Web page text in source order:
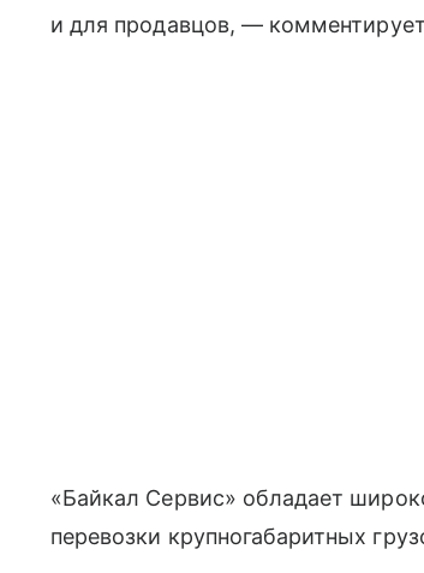
и для продавцов, —
«Байкал Сервис» обладает
перевозки крупногабаритных